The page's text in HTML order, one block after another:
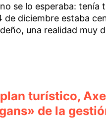
se lo esperaba:
de diciembre estaba
una realidad muy
turístico,
de la